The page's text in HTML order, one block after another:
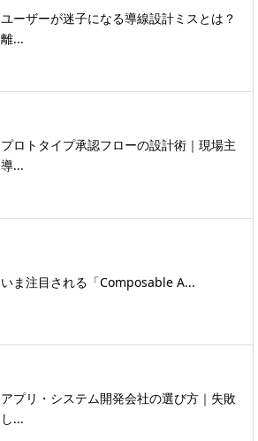
ユーザーが迷子になる導線設計ミスとは？
離...
プロトタイプ承認フローの設計術｜現場主
導...
いま注目される「Composable A...
アプリ・システム開発会社の選び方｜失敗
し...